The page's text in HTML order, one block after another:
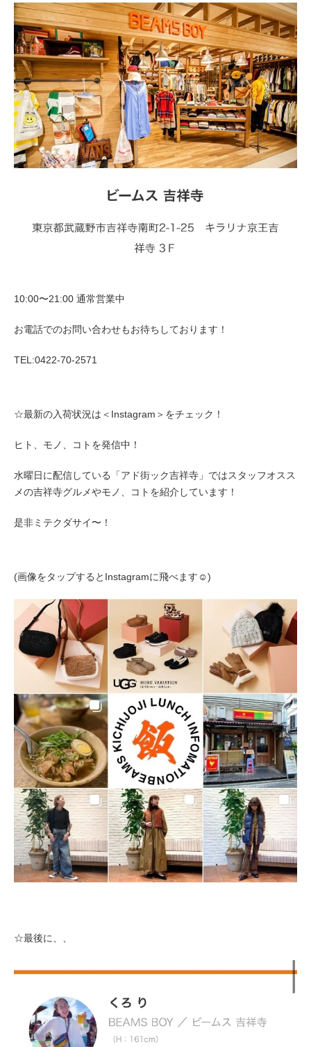
10:00〜21:00 通常営業中
お電話でのお問い合わせもお待ちしております！
TEL:0422-70-2571
☆最新の入荷状況は＜Instagram＞をチェック！
ヒト、モノ、コトを発信中！
水曜日に配信している「アド街ック吉祥寺」ではスタッフオスス
メの吉祥寺グルメやモノ、コトを紹介しています！
是非ミテクダサイ〜！
(画像をタップするとInstagramに飛べます☺︎)
☆最後に、、